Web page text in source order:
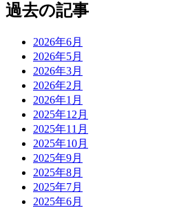
過去の記事
2026年6月
2026年5月
2026年3月
2026年2月
2026年1月
2025年12月
2025年11月
2025年10月
2025年9月
2025年8月
2025年7月
2025年6月